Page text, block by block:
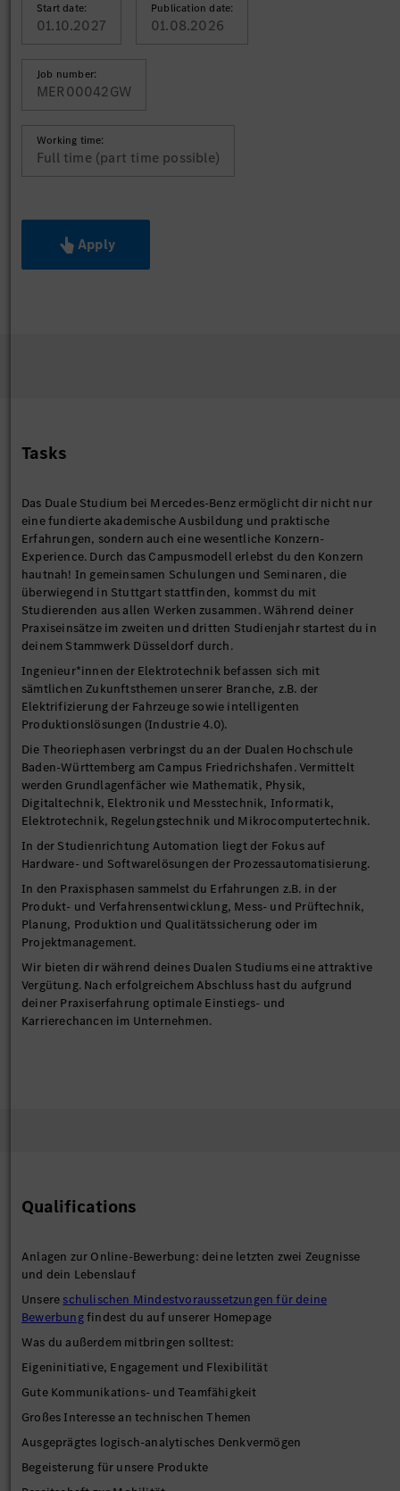
Start date:
01.10.2027
Publication date:
01.08.2026
Job number:
MER00042GW
Working time:
Full time (part time possible)
Apply
Tasks
Das Duale Studium bei Mercedes-Benz ermöglicht dir nicht nur
eine fundierte akademische Ausbildung und praktische
Erfahrungen, sondern auch eine wesentliche Konzern-
Experience. Durch das Campusmodell erlebst du den Konzern
hautnah! In gemeinsamen Schulungen und Seminaren, die
überwiegend in Stuttgart stattfinden, kommst du mit
Studierenden aus allen Werken zusammen. Während deiner
Praxiseinsätze im zweiten und dritten Studienjahr startest du in
deinem Stammwerk Düsseldorf durch.
Ingenieur*innen der Elektrotechnik befassen sich mit
sämtlichen Zukunftsthemen unserer Branche, z.B. der
Elektrifizierung der Fahrzeuge sowie intelligenten
Produktionslösungen (Industrie 4.0).
Die Theoriephasen verbringst du an der Dualen Hochschule
Baden-Württemberg am Campus Friedrichshafen. Vermittelt
werden Grundlagenfächer wie Mathematik, Physik,
Digitaltechnik, Elektronik und Messtechnik, Informatik,
Elektrotechnik, Regelungstechnik und Mikrocomputertechnik.
In der Studienrichtung Automation liegt der Fokus auf
Hardware- und Softwarelösungen der Prozessautomatisierung.
In den Praxisphasen sammelst du Erfahrungen z.B. in der
Produkt- und Verfahrensentwicklung, Mess- und Prüftechnik,
Planung, Produktion und Qualitätssicherung oder im
Projektmanagement.
Wir bieten dir während deines Dualen Studiums eine attraktive
Vergütung. Nach erfolgreichem Abschluss hast du aufgrund
deiner Praxiserfahrung optimale Einstiegs- und
Karrierechancen im Unternehmen.
Qualifications
Anlagen zur Online-Bewerbung: deine letzten zwei Zeugnisse
und dein Lebenslauf
Unsere schulischen Mindestvoraussetzungen für deine
Bewerbungfindest du auf unserer Homepage
Was du außerdem mitbringen solltest:
Eigeninitiative, Engagement und Flexibilität
Gute Kommunikations- und Teamfähigkeit
Großes Interesse an technischen Themen
Ausgeprägtes logisch-analytisches Denkvermögen
Begeisterung für unsere Produkte